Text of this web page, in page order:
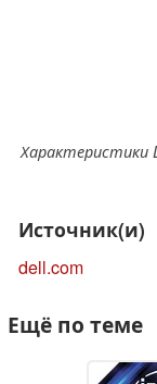
Характеристики
Источник(и)
dell.com
Ещё по теме